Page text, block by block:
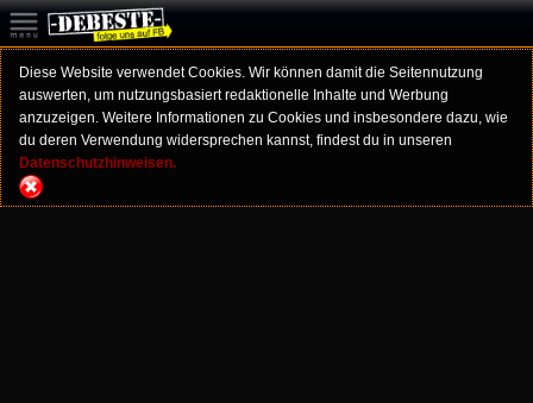
Diese Website verwendet Cookies. Wir können damit die Seitennutzung
auswerten, um nutzungsbasiert redaktionelle Inhalte und Werbung
anzuzeigen. Weitere Informationen zu Cookies und insbesondere dazu, wie
du deren Verwendung widersprechen kannst, findest du in unseren
Datenschutzhinweisen.